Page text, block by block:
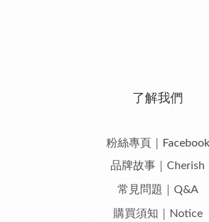
了解我們
粉絲專頁｜Facebook
品牌故事｜Cherish
常見問題｜Q&A
購買須知｜Notice